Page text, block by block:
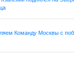
Команду Москвы с